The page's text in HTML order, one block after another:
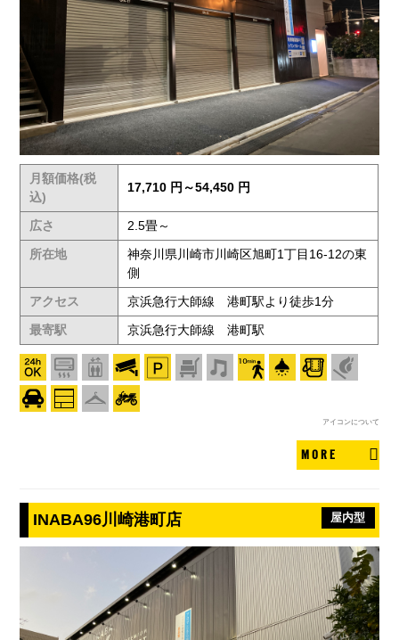
月額価格(税
込)
17,710 円～54,450 円
広さ
2.5畳～
所在地
神奈川県川崎市川崎区旭町1丁目16-12の東
側
アクセス
京浜急行大師線 港町駅より徒歩1分
最寄駅
京浜急行大師線 港町駅
アイコンについて
MORE
INABA96川崎港町店 屋内型